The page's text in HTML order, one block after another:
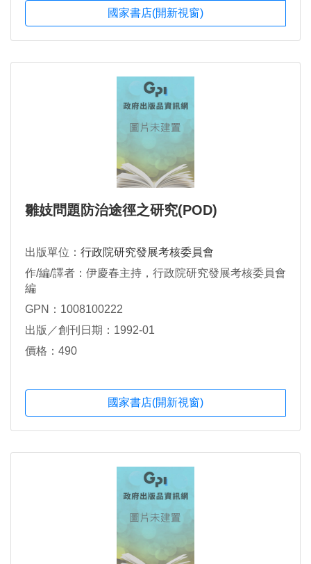
國家書店(開新視窗)
雛妓問題防治途徑之研究(POD)
出版單位： 行政院研究發展考核委員會
作/編/譯者：伊慶春主持，行政院研究發展考核委員會
編
GPN：1008100222
出版／創刊日期：1992-01
價格：490
國家書店(開新視窗)